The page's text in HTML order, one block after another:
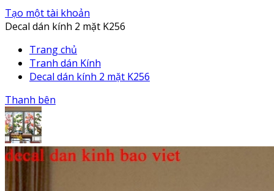
Tạo một tài khoản
Decal dán kính 2 mặt K256
Trang chủ
Tranh dán Kính
Decal dán kính 2 mặt K256
Thanh bên